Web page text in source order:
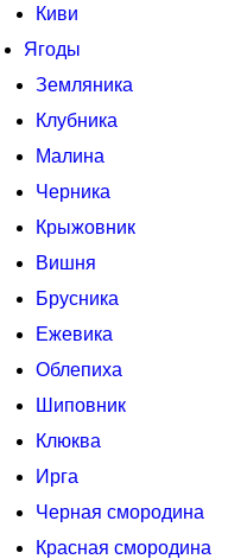
Киви
Ягоды
Земляника
Клубника
Малина
Черника
Крыжовник
Вишня
Брусника
Ежевика
Облепиха
Шиповник
Клюква
Ирга
Черная смородина
Красная смородина